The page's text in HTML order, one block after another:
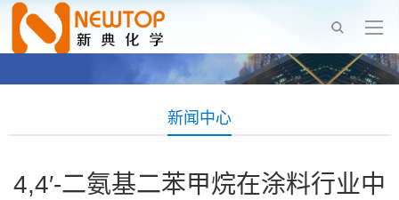
新闻中心
4,4′-二氨基二苯甲烷在涂料行业中